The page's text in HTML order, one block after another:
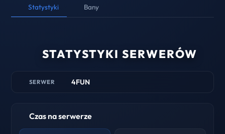
Statystyki Bany
STATYSTYKI SERWERÓW
SERWER 4FUN
Czas na serwerze